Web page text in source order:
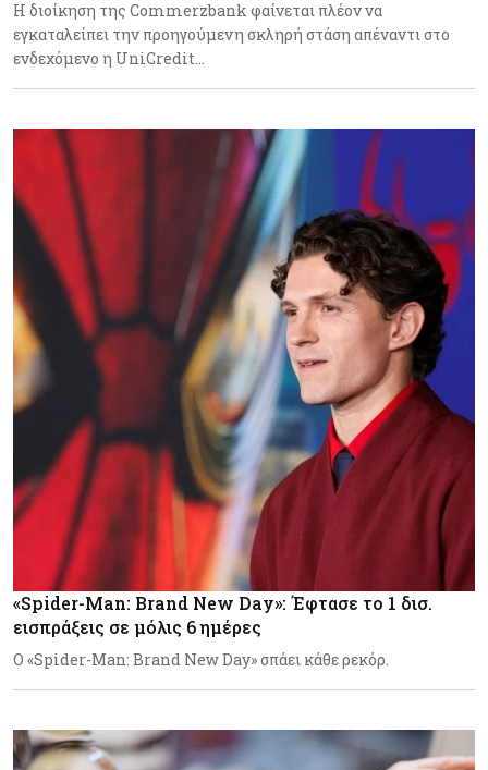
H διοίκηση της Commerzbank φαίνεται πλέον να
εγκαταλείπει την προηγούμενη σκληρή στάση απέναντι στο
ενδεχόμενο η UniCredit…
«Spider-Man: Brand New Day»: Έφτασε το 1 δισ.
εισπράξεις σε μόλις 6 ημέρες
Ο «Spider-Man: Brand New Day» σπάει κάθε ρεκόρ.